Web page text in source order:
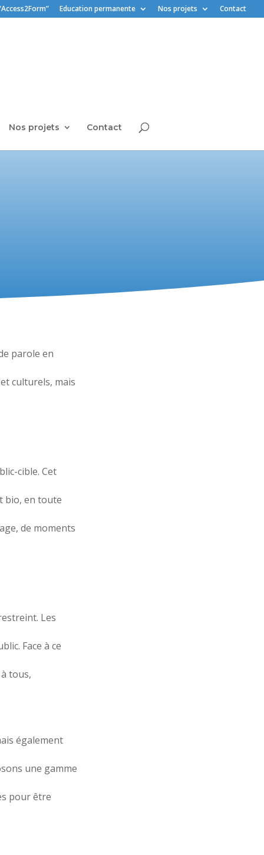
Education permanente Nos projets Contact
Nos projets Contact
parole en
culturels, mais
cible. Cet
bio, en toute
de moments
Les
Face à ce
tous,
également
une gamme
pour être